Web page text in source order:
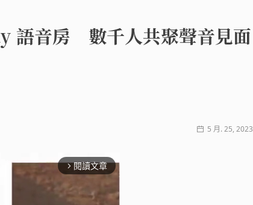
語音房 數千人共聚聲音見面
5 月. 25, 2023
arrow_forward_ios 閱讀文章